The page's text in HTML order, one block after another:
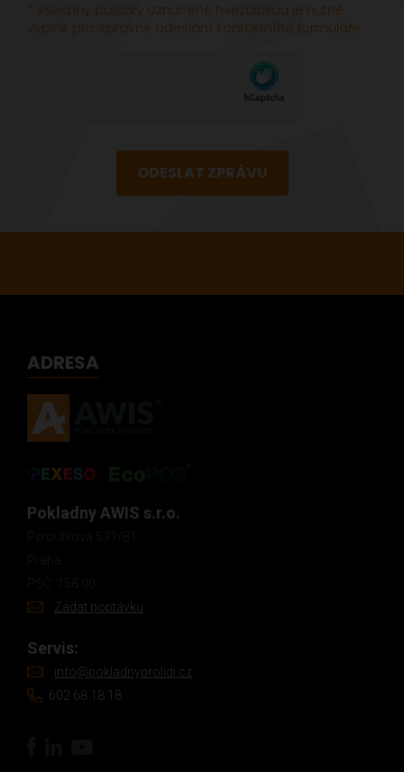
* Všechny položky označené hvězdičkou je nutné
vyplňit pro správné odeslání kontaktního formuláře.
ODESLAT ZPRÁVU
ADRESA
Pokladny AWIS s.r.o.
Zadat poptávku
Servis:
info@pokladnyprolidi.cz
602 68 18 18